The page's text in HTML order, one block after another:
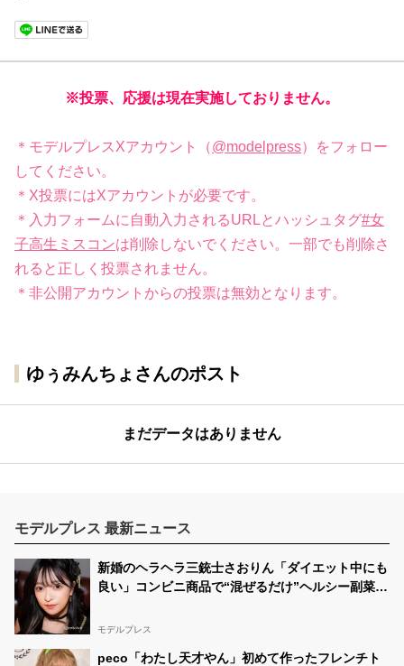
※投票、応援は現在実施しておりません。
＊モデルプレスXアカウント（@modelpress）をフォロー
してください。
＊X投票にはXアカウントが必要です。
＊入力フォームに自動入力されるURLとハッシュタグ#女
子高生ミスコンは削除しないでください。一部でも削除さ
れると正しく投票されません。
＊非公開アカウントからの投票は無効となります。
ゆぅみんちょさんのポスト
まだデータはありません
モデルプレス 最新ニュース
新婚のヘラヘラ三銃士さおりん「ダイエット中にも
良い」コンビニ商品で“混ぜるだけ”ヘルシー副菜紹
ぷりで最高」の声
モデルプレス
peco「わたし天才やん」初めて作ったフレンチト